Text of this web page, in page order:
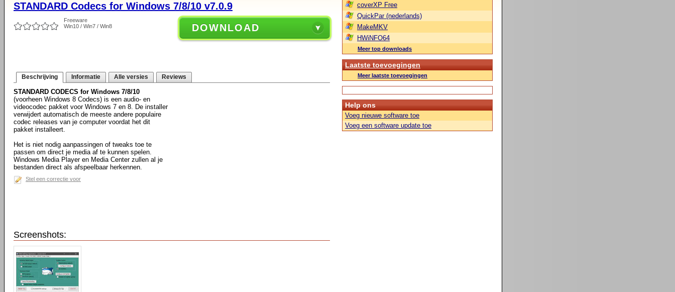
STANDARD Codecs for Windows 7/8/10 v7.0.9
Freeware
Win10 / Win7 / Win8
DOWNLOAD
Beschrijving Informatie Alle versies Reviews
STANDARD CODECS for Windows 7/8/10
(voorheen Windows 8 Codecs) is een audio- en
videocodec pakket voor Windows 7 en 8. De installer
verwijdert automatisch de meeste andere populaire
codec releases van je computer voordat het dit
pakket installeert.
Het is niet nodig aanpassingen of tweaks toe te
passen om direct je media af te kunnen spelen.
Windows Media Player en Media Center zullen al je
bestanden direct als afspeelbaar herkennen.
Stel een correctie voor
Screenshots:
coverXP Free
QuickPar (nederlands)
MakeMKV
HWiNFO64
Meer top downloads
Laatste toevoegingen
Meer laatste toevoegingen
Help ons
Voeg nieuwe software toe
Voeg een software update toe